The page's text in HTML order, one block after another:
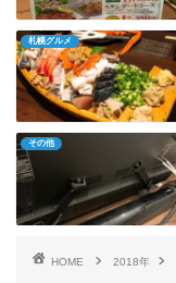
札幌グルメ
その他
HOME 2018年